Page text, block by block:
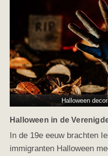
Halloween
Halloween in de
In de 19e eeuw brachten
immigranten Halloween